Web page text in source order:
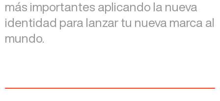
más importantes aplicando la nueva
identidad para lanzar tu nueva marca al
mundo.